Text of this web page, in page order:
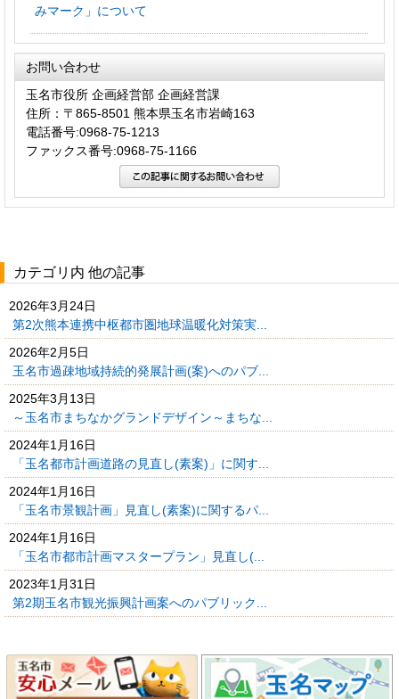
みマーク」について
お問い合わせ
玉名市役所 企画経営部 企画経営課
住所：〒865-8501 熊本県玉名市岩崎163
電話番号:0968-75-1213
ファックス番号:0968-75-1166
カテゴリ内 他の記事
2026年3月24日
第2次熊本連携中枢都市圏地球温暖化対策実...
2026年2月5日
玉名市過疎地域持続的発展計画(案)へのパブ...
2025年3月13日
～玉名市まちなかグランドデザイン～まちな...
2024年1月16日
「玉名都市計画道路の見直し(素案)」に関す...
2024年1月16日
「玉名市景観計画」見直し(素案)に関するパ...
2024年1月16日
「玉名市都市計画マスタープラン」見直し(...
2023年1月31日
第2期玉名市観光振興計画案へのパブリック...